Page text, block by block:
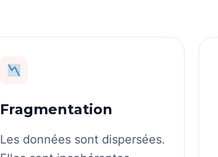
Fragmentation
Les données sont dispersées.